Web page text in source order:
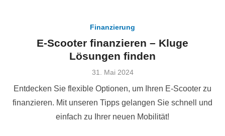
Finanzierung
E-Scooter finanzieren – Kluge
Lösungen finden
Veröffentlicht
31. Mai 2024
Entdecken Sie flexible Optionen, um Ihren E-Scooter zu
finanzieren. Mit unseren Tipps gelangen Sie schnell und
einfach zu Ihrer neuen Mobilität!